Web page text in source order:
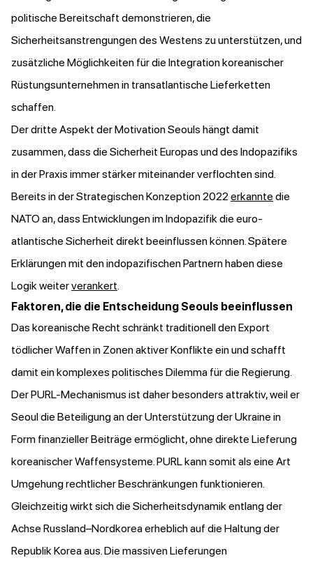
politische Bereitschaft demonstrieren, die
Sicherheitsanstrengungen des Westens zu unterstützen, und
zusätzliche Möglichkeiten für die Integration koreanischer
Rüstungsunternehmen in transatlantische Lieferketten
schaffen.
Der dritte Aspekt der Motivation Seouls hängt damit
zusammen, dass die Sicherheit Europas und des Indopazifiks
in der Praxis immer stärker miteinander verflochten sind.
Bereits in der Strategischen Konzeption 2022 erkannte die
NATO an, dass Entwicklungen im Indopazifik die euro-
atlantische Sicherheit direkt beeinflussen können. Spätere
Erklärungen mit den indopazifischen Partnern haben diese
Logik weiterverankert
Faktoren, die die Entscheidung Seouls beeinflussen
Das koreanische Recht schränkt traditionell den Export
tödlicher Waffen in Zonen aktiver Konflikte ein und schafft
damit ein komplexes politisches Dilemma für die Regierung.
Der PURL-Mechanismus ist daher besonders attraktiv, weil er
Seoul die Beteiligung an der Unterstützung der Ukraine in
Form finanzieller Beiträge ermöglicht, ohne direkte Lieferung
koreanischer Waffensysteme. PURL kann somit als eine Art
Umgehung rechtlicher Beschränkungen funktionieren.
Gleichzeitig wirkt sich die Sicherheitsdynamik entlang der
Achse Russland–Nordkorea erheblich auf die Haltung der
Republik Korea aus. Die massiven Lieferungen